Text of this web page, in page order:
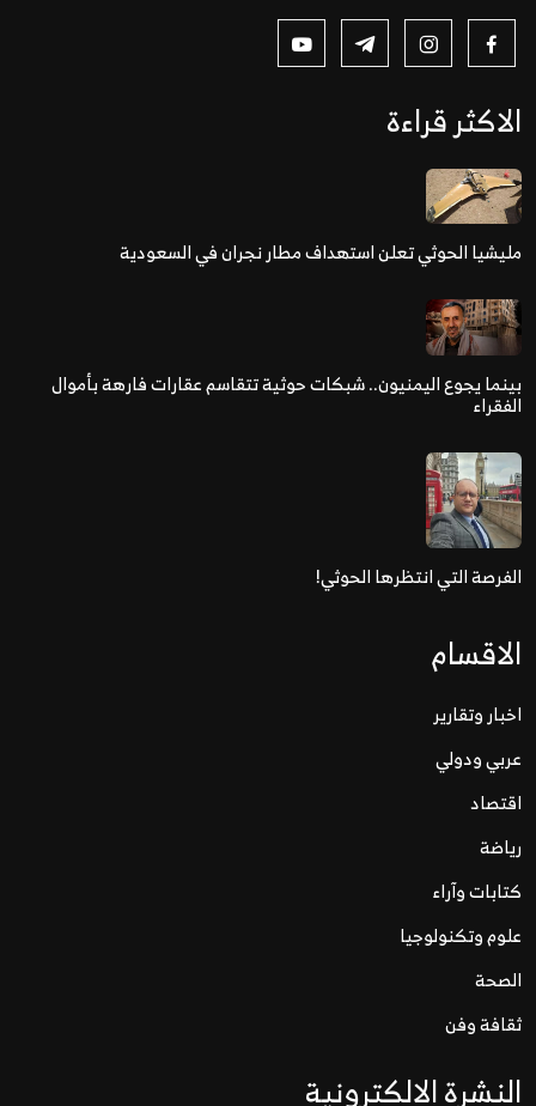
الاكثر قراءة
مليشيا الحوثي تعلن استهداف مطار نجران في السعودية
بينما يجوع اليمنيون.. شبكات حوثية تتقاسم عقارات فارهة بأموال
الفقراء
الفرصة التي انتظرها الحوثي!
الاقسام
اخبار وتقارير
عربي ودولي
اقتصاد
رياضة
كتابات وآراء
علوم وتكنولوجيا
الصحة
ثقافة وفن
النشرة الالكترونية